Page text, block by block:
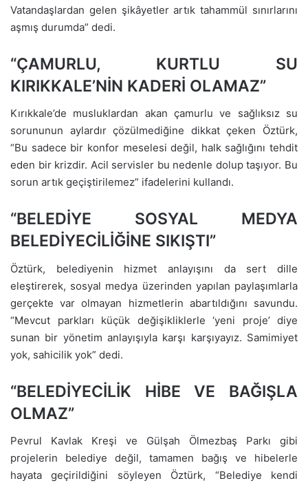
Vatandaşlardan gelen şikâyetler artık tahammül sınırlarını
aşmış durumda” dedi.
“ÇAMURLU, KURTLU SU
KIRIKKALE’NİN KADERİ OLAMAZ”
Kırıkkale’de musluklardan akan çamurlu ve sağlıksız su
sorununun aylardır çözülmediğine dikkat çeken Öztürk,
“Bu sadece bir konfor meselesi değil, halk sağlığını tehdit
eden bir krizdir. Acil servisler bu nedenle dolup taşıyor. Bu
sorun artık geçiştirilemez” ifadelerini kullandı.
“BELEDİYE SOSYAL MEDYA
BELEDİYECİLİĞİNE SIKIŞTI”
Öztürk, belediyenin hizmet anlayışını da sert dille
eleştirerek, sosyal medya üzerinden yapılan paylaşımlarla
gerçekte var olmayan hizmetlerin abartıldığını savundu.
“Mevcut parkları küçük değişikliklerle ‘yeni proje’ diye
sunan bir yönetim anlayışıyla karşı karşıyayız. Samimiyet
yok, sahicilik yok” dedi.
“BELEDİYECİLİK HİBE VE BAĞIŞLA
OLMAZ”
Pevrul Kavlak Kreşi ve Gülşah Ölmezbaş Parkı gibi
projelerin belediye değil, tamamen bağış ve hibelerle
hayata geçirildiğini söyleyen Öztürk, “Belediye kendi